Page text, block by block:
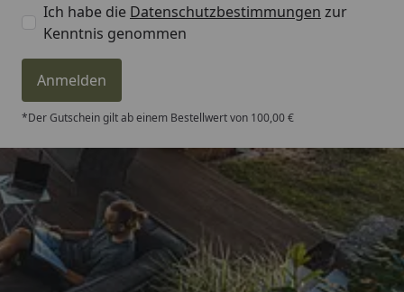
Ich habe die Datenschutzbestimmungen zur
Kenntnis genommen
Anmelden
*Der Gutschein gilt ab einem Bestellwert von 100,00 €
Trusted Shops
4,81/ 5